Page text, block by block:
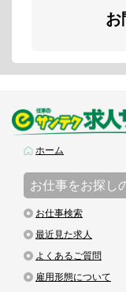
お
ホーム
お仕事をお探し
お仕事検索
最近見た求人
よくあるご質問
雇用形態について